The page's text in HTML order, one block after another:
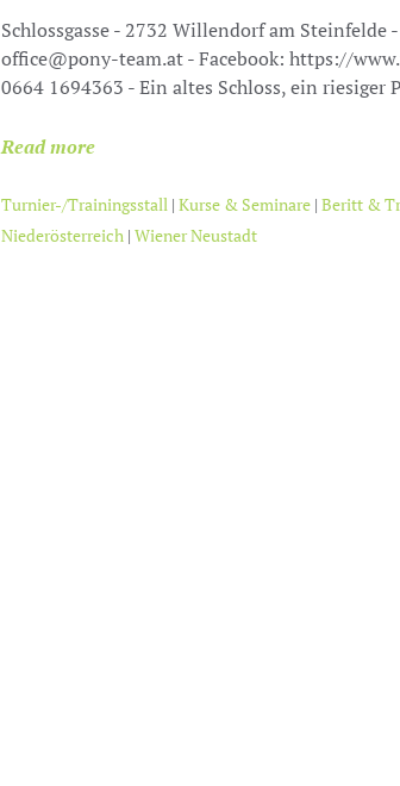
Schlossgasse - 2732 Willendorf am
office@pony-team.at - Facebook: https://
0664 1694363 - Ein altes Schloss, ein riesiger
Read more
Turnier-/Trainingsstall | Kurse & Seminare | Beritt &
Niederösterreich | Wiener Neustadt